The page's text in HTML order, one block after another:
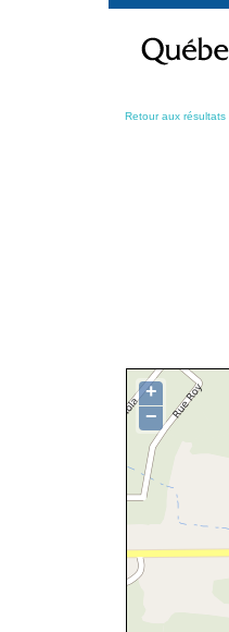
contenu
Retour aux résultats
+
−